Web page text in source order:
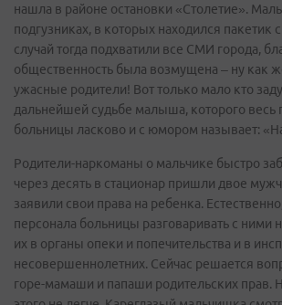
нашла в районе остановки «Столетие».
подгузниках, в которых находился пакетик
случай тогда подхватили все СМИ города,
общественность была возмущена – ну как
ужасные родители! Вот только мало кто
дальнейшей судьбе малыша, которого весь
больницы ласково и с юмором называет:
Родители-наркоманы о мальчике быстро
через десять в стационар пришли двое
заявили свои права на ребенка.
персонала больницы разговаривать с ними
их в органы опеки и попечительства и в
несовершеннолетних. Сейчас решается
горе-мамаши и папаши родительских прав.